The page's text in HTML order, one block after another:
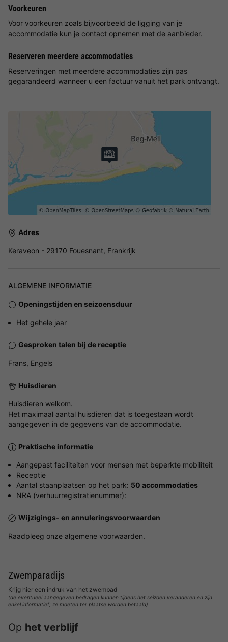
Voorkeuren
Voor voorkeuren zoals bijvoorbeeld de ligging van je
accommodatie kun je contact opnemen met de aanbieder.
Reserveren meerdere accommodaties
Reserveringen met meerdere accommodaties zijn pas
gegarandeerd wanneer u een factuur vanuit het park ontvangt.
Adres
Keraveon - 29170 Fouesnant, Frankrijk
ALGEMENE INFORMATIE
Openingstijden en seizoensduur
Het gehele jaar
Gesproken talen bij de receptie
Frans, Engels
Huisdieren
Huisdieren welkom.
Het maximaal aantal huisdieren dat is toegestaan wordt
aangegeven in de gegevens van de accommodatie.
Praktische informatie
Aangepast faciliteiten voor mensen met beperkte mobiliteit
Receptie
Aantal staanplaatsen op het park: 50 accommodaties
NRA (verhuurregistratienummer):
Wijzigings- en annuleringsvoorwaarden
Raadpleeg onze algemene voorwaarden.
Zwemparadijs
Krijg hier een indruk van het zwembad
(de eventueel aangegeven bedragen kunnen tijdens het seizoen veranderen en zijn
enkel informatief; ze moeten ter plaatse worden betaald)
Op het verblijf